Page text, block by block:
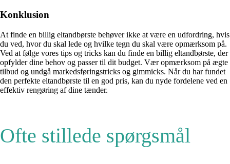
Konklusion
At finde en billig eltandbørste behøver ikke at være en udfordring, hvis
du ved, hvor du skal lede og hvilke tegn du skal være opmærksom på.
Ved at følge vores tips og tricks kan du finde en billig eltandbørste, der
opfylder dine behov og passer til dit budget. Vær opmærksom på ægte
tilbud og undgå markedsføringstricks og gimmicks. Når du har fundet
den perfekte eltandbørste til en god pris, kan du nyde fordelene ved en
effektiv rengøring af dine tænder.
Ofte stillede spørgsmål